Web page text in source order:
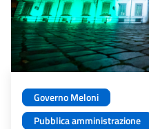
Governo Meloni
Pubblica amministrazione